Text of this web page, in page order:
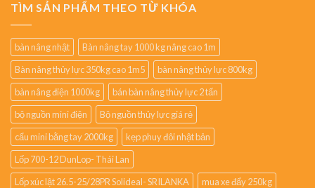
TÌM SẢN PHẨM THEO TỪ KHÓA
bàn nâng nhật
Bàn nâng tay 1000 kg nâng cao 1m
Bàn nâng thủy lực 350kg cao 1m5
bàn nâng thủy lực 800kg
bàn nâng điện 1000kg
bán bàn nâng thủy lực 2 tấn
bộ nguồn mini điện
Bộ nguồn thủy lực giá rẻ
cẩu mini bằng tay 2000kg
kẹp phuy đôi nhật bản
Lốp 700-12 DunLop- Thái Lan
Lốp xúc lật 26.5-25/28PR Solideal- SRILANKA
mua xe đẩy 250kg